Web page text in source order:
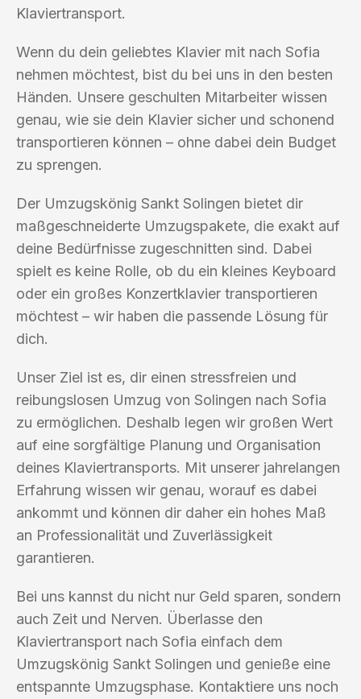
Klaviertransport.
Wenn du dein geliebtes Klavier mit nach Sofia
nehmen möchtest, bist du bei uns in den besten
Händen. Unsere geschulten Mitarbeiter wissen
genau, wie sie dein Klavier sicher und schonend
transportieren können – ohne dabei dein Budget
zu sprengen.
Der Umzugskönig Sankt Solingen bietet dir
maßgeschneiderte Umzugspakete, die exakt auf
deine Bedürfnisse zugeschnitten sind. Dabei
spielt es keine Rolle, ob du ein kleines Keyboard
oder ein großes Konzertklavier transportieren
möchtest – wir haben die passende Lösung für
dich.
Unser Ziel ist es, dir einen stressfreien und
reibungslosen Umzug von Solingen nach Sofia
zu ermöglichen. Deshalb legen wir großen Wert
auf eine sorgfältige Planung und Organisation
deines Klaviertransports. Mit unserer jahrelangen
Erfahrung wissen wir genau, worauf es dabei
ankommt und können dir daher ein hohes Maß
an Professionalität und Zuverlässigkeit
garantieren.
Bei uns kannst du nicht nur Geld sparen, sondern
auch Zeit und Nerven. Überlasse den
Klaviertransport nach Sofia einfach dem
Umzugskönig Sankt Solingen und genieße eine
entspannte Umzugsphase. Kontaktiere uns noch